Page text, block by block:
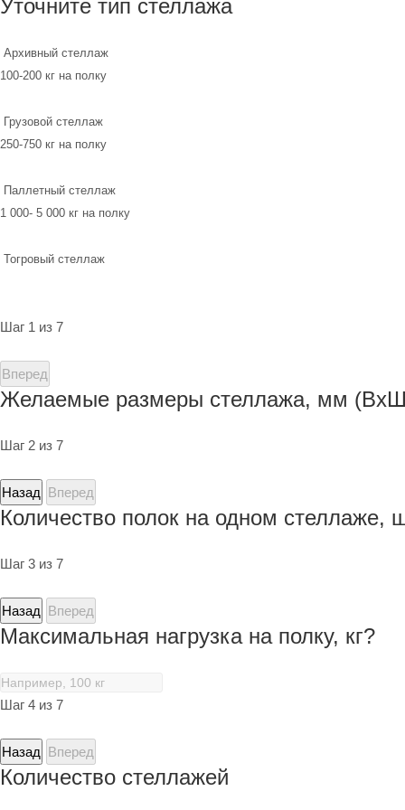
Уточните тип стеллажа
Архивный стеллаж
100-200 кг на полку
Грузовой стеллаж
250-750 кг на полку
Паллетный стеллаж
1 000- 5 000 кг на полку
Тогровый стеллаж
Шаг 1 из 7
Вперед
Желаемые размеры стеллажа, мм
Шаг 2 из 7
Назад Вперед
Количество полок на одном стеллаже,
Шаг 3 из 7
Назад Вперед
Максимальная нагрузка на полку, кг?
Шаг 4 из 7
Назад Вперед
Количество стеллажей